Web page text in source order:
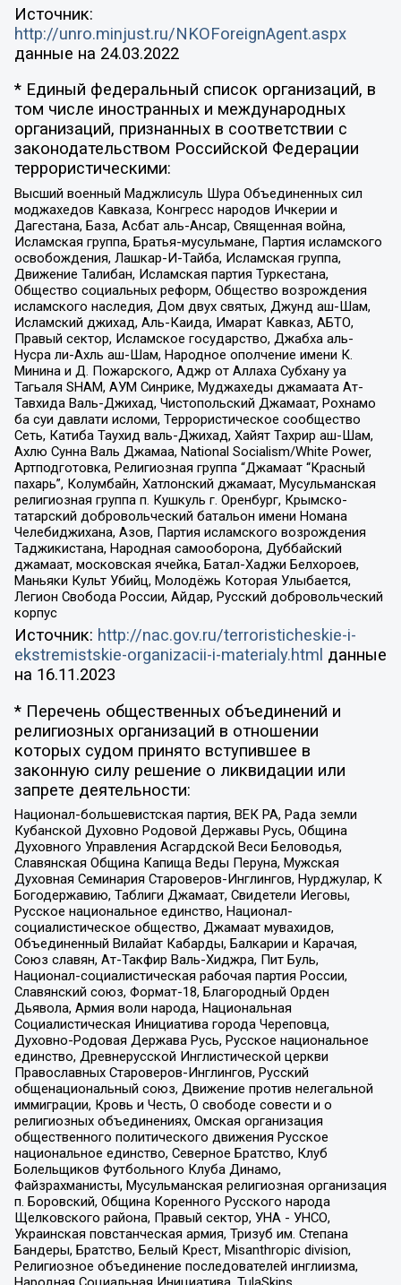
Источник:
http://unro.minjust.ru/NKOForeignAgent.aspx
данные на 24.03.2022
* Единый федеральный список организаций, в
том числе иностранных и международных
организаций, признанных в соответствии с
законодательством Российской Федерации
террористическими:
Высший военный Маджлисуль Шура Объединенных сил
моджахедов Кавказа, Конгресс народов Ичкерии и
Дагестана, База, Асбат аль-Ансар, Священная война,
Исламская группа, Братья-мусульмане, Партия исламского
освобождения, Лашкар-И-Тайба, Исламская группа,
Движение Талибан, Исламская партия Туркестана,
Общество социальных реформ, Общество возрождения
исламского наследия, Дом двух святых, Джунд аш-Шам,
Исламский джихад, Аль-Каида, Имарат Кавказ, АБТО,
Правый сектор, Исламское государство, Джабха аль-
Нусра ли-Ахль аш-Шам, Народное ополчение имени К.
Минина и Д. Пожарского, Аджр от Аллаха Субхану уа
Тагьаля SHAM, АУМ Синрике, Муджахеды джамаата Ат-
Тавхида Валь-Джихад, Чистопольский Джамаат, Рохнамо
ба суи давлати исломи, Террористическое сообщество
Сеть, Катиба Таухид валь-Джихад, Хайят Тахрир аш-Шам,
Ахлю Сунна Валь Джамаа, National Socialism/White Power,
Артподготовка, Религиозная группа “Джамаат “Красный
пахарь”, Колумбайн, Хатлонский джамаат, Мусульманская
религиозная группа п. Кушкуль г. Оренбург, Крымско-
татарский добровольческий батальон имени Номана
Челебиджихана, Азов, Партия исламского возрождения
Таджикистана, Народная самооборона, Дуббайский
джамаат, московская ячейка, Батал-Хаджи Белхороев,
Маньяки Культ Убийц, Молодёжь Которая Улыбается,
Легион Свобода России, Айдар, Русский добровольческий
корпус
Источник: http://nac.gov.ru/terroristicheskie-i-
ekstremistskie-organizacii-i-materialy.html данные
на 16.11.2023
* Перечень общественных объединений и
религиозных организаций в отношении
которых судом принято вступившее в
законную силу решение о ликвидации или
запрете деятельности:
Национал-большевистская партия, ВЕК РА, Рада земли
Кубанской Духовно Родовой Державы Русь, Община
Духовного Управления Асгардской Веси Беловодья,
Славянская Община Капища Веды Перуна, Мужская
Духовная Семинария Староверов-Инглингов, Нурджулар, К
Богодержавию, Таблиги Джамаат, Свидетели Иеговы,
Русское национальное единство, Национал-
социалистическое общество, Джамаат мувахидов,
Объединенный Вилайат Кабарды, Балкарии и Карачая,
Союз славян, Ат-Такфир Валь-Хиджра, Пит Буль,
Национал-социалистическая рабочая партия России,
Славянский союз, Формат-18, Благородный Орден
Дьявола, Армия воли народа, Национальная
Социалистическая Инициатива города Череповца,
Духовно-Родовая Держава Русь, Русское национальное
единство, Древнерусской Инглистической церкви
Православных Староверов-Инглингов, Русский
общенациональный союз, Движение против нелегальной
иммиграции, Кровь и Честь, О свободе совести и о
религиозных объединениях, Омская организация
общественного политического движения Русское
национальное единство, Северное Братство, Клуб
Болельщиков Футбольного Клуба Динамо,
Файзрахманисты, Мусульманская религиозная организация
п. Боровский, Община Коренного Русского народа
Щелковского района, Правый сектор, УНА - УНСО,
Украинская повстанческая армия, Тризуб им. Степана
Бандеры, Братство, Белый Крест, Misanthropic division,
Религиозное объединение последователей инглиизма,